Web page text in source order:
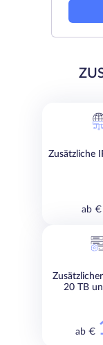
Zusätzliche
ab €
20 TB
ab €